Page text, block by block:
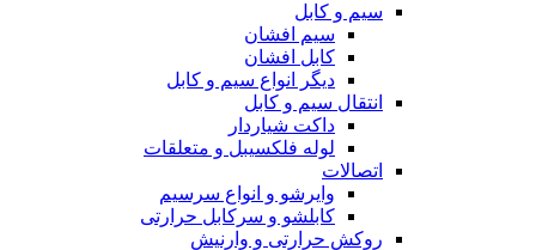
سیم و کابل
سیم افشان
کابل افشان
دیگر انواع سیم و کابل
انتقال سیم و کابل
داکت شیاردار
لوله فلکسیبل و متعلقات
اتصالات
وایرشو و انواع سرسیم
کابلشو و سرکابل حرارتی
روکش حرارتی و وارنیش